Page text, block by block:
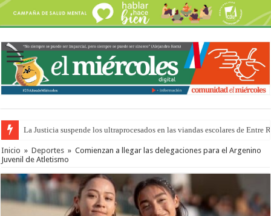
La Justicia suspende los ultraprocesados en las viandas escolares de Entre
Inicio » Deportes » Comienzan a llegar las delegaciones para el Argenino
Juvenil de Atletismo